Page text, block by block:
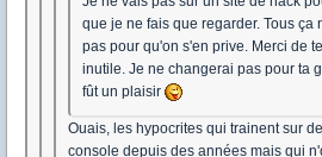
que je ne fais que regarder. Tous ça
pas pour qu'on s'en prive. Merci de
inutile. Je ne changerai pas pour ta
fût un plaisir
Ouais, les hypocrites qui trainent sur
console depuis des années mais qui